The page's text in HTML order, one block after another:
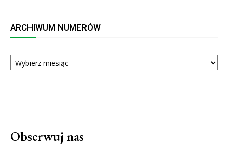
ARCHIWUM NUMERÓW
ARCHIWUM
NUMERÓW
Obserwuj nas